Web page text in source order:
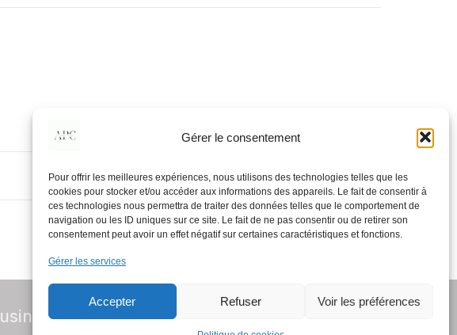
Gérer le consentement
Pour offrir les meilleures expériences, nous utilisons des technologies telles que les
cookies pour stocker et/ou accéder aux informations des appareils. Le fait de consentir à
ces technologies nous permettra de traiter des données telles que le comportement de
navigation ou les ID uniques sur ce site. Le fait de ne pas consentir ou de retirer son
consentement peut avoir un effet négatif sur certaines caractéristiques et fonctions.
Gérer les services
Accepter Refuser Voir les préférences
using WordPress andKubio